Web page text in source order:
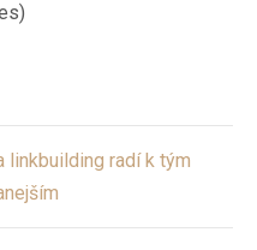
linkbuilding radí k tým